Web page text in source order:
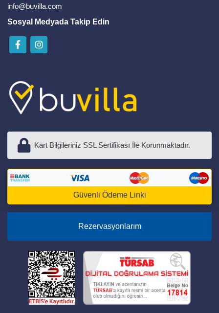
info@buvilla.com
Sosyal Medyada Takip Edin
Kart Bilgileriniz SSL Sertifikası İle Korunmaktadır.
Güvenli Ödeme Linki
Rezervasyonlarım